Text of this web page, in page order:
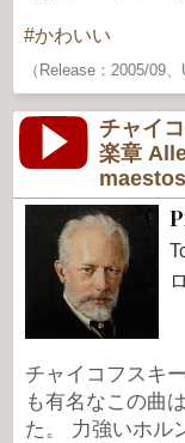
かわいい
（Release：2005/09
チャイ
楽章
チャイコフスキ
も有名なこの曲
た。 力強いホル